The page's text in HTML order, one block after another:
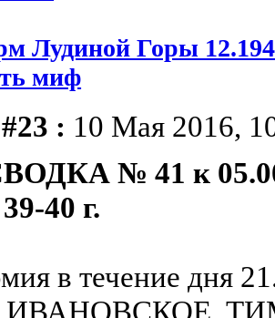
Лудиной Горы
миф
: 10 Мая 2016,
№ 41 к
40 г.
в течение дня